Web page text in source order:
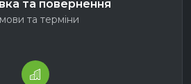
та повернення
та терміни